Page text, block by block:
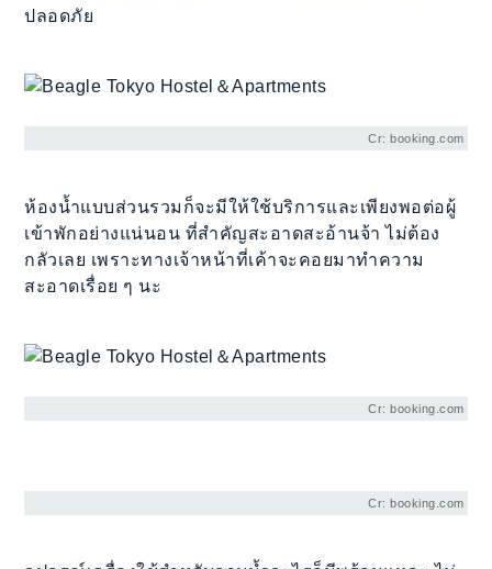
ปลอดภัย
Cr: booking.com
ห้องน้ำแบบส่วนรวมก็จะมีให้ใช้บริการและเพียงพอต่อผู้
เข้าพักอย่างแน่นอน ที่สำคัญสะอาดสะอ้านจ้า ไม่ต้อง
กลัวเลย เพราะทางเจ้าหน้าที่เค้าจะคอยมาทำความ
สะอาดเรื่อย ๆ นะ
Cr: booking.com
Cr: booking.com